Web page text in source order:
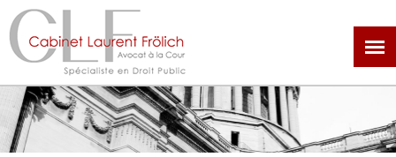
Aller
au
contenu
principal